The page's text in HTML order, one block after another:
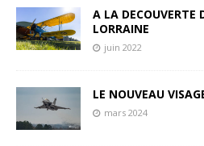
A LA DECOUVERTE
LORRAINE
juin 2022
LE NOUVEAU
mars 2024